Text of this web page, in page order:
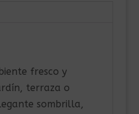
fresco y
terraza o
sombrilla,